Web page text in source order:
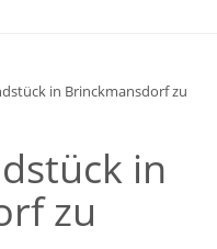
in Brinckmansdorf zu
in
zu